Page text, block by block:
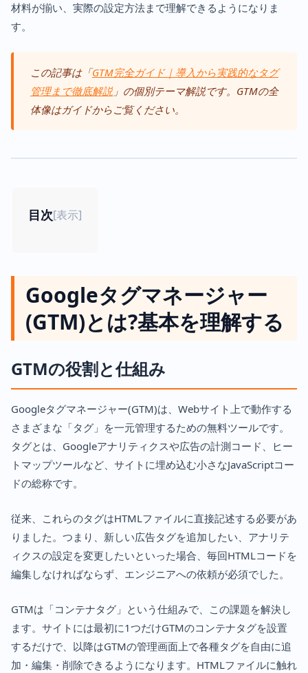
材料が揃い、実際の設定方法まで理解できるようになりま
す。
この記事は「GTM完全ガイド｜導入から実践的なタグ
管理まで徹底解説」の個別テーマ解説です。GTMの全
体像はガイドからご覧ください。
目次[表示]
Googleタグマネージャー
(GTM)とは?基本を理解する
GTMの役割と仕組み
Googleタグマネージャー(GTM)は、Webサイト上で動作する
さまざまな「タグ」を一元管理するための無料ツールです。
タグとは、Googleアナリティクスや広告の計測コード、ヒー
トマップツールなど、サイトに埋め込む小さなJavaScriptコー
ドの総称です。
従来、これらのタグはHTMLファイルに直接記述する必要があ
りました。つまり、新しい広告タグを追加したい、アナリテ
ィクスの設定を変更したいといった場合、毎回HTMLコードを
編集しなければならず、エンジニアへの依頼が必須でした。
GTMは「コンテナタグ」という仕組みで、この課題を解決し
ます。サイトには最初に1つだけGTMのコンテナタグを設置
するだけで、以降はGTMの管理画面上で各種タグを自由に追
加・編集・削除できるようになります。HTMLファイルに触れ